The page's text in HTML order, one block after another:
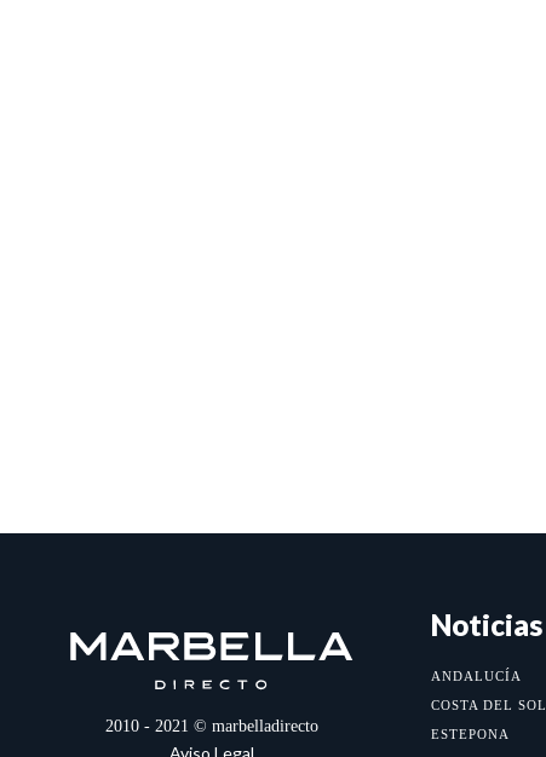
2010 - 2021 © marbelladirecto
Aviso Legal
Noticias
ANDALUCÍA
COSTA DEL SOL
ESTEPONA